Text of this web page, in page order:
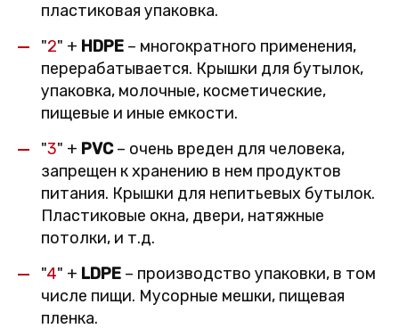
пластиковая упаковка.
"2" + HDPE – многократного применения,
перерабатывается. Крышки для бутылок,
упаковка, молочные, косметические,
пищевые и иные емкости.
"3" + PVC– очень вреден для человека,
запрещен к хранению в нем продуктов
питания. Крышки для непитьевых бутылок.
Пластиковые окна, двери, натяжные
потолки, и т.д.
"4" + LDPE – производство упаковки, в том
числе пищи. Мусорные мешки, пищевая
пленка.